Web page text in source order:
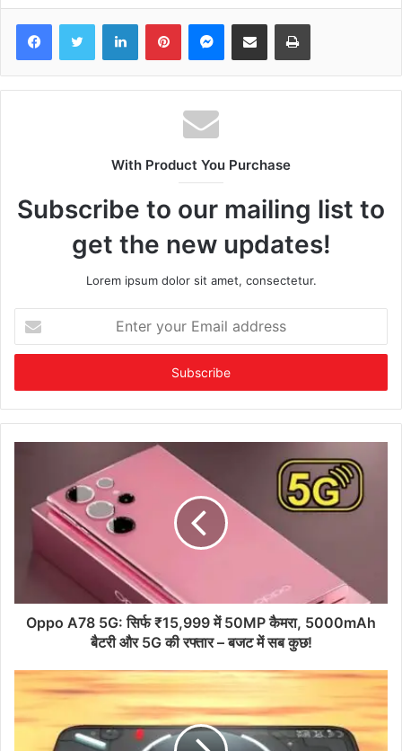
FacebookTwitter LinkedInPinterestMessenger
Share via Email Print
With Product You Purchase
Subscribe to our mailing list to
get the new updates!
Lorem ipsum dolor sit amet, consectetur.
your
Email
Oppo A78 5G: सिर्फ ₹15,999 में 50MP कैमरा, 5000mAh
बैटरी और 5G की रफ्तार – बजट में सब कुछ!